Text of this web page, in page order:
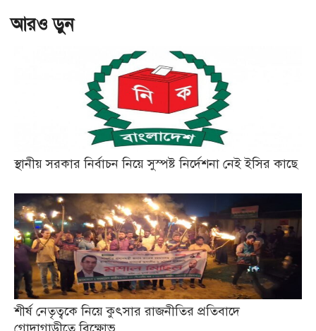
আরও ড়ুন
স্থানীয় সরকার নির্বাচন নিয়ে সুস্পষ্ট নির্দেশনা নেই ইসির কাছে
শীর্ষ নেতৃত্বকে নিয়ে কুৎসার রাজনীতির প্রতিবাদে